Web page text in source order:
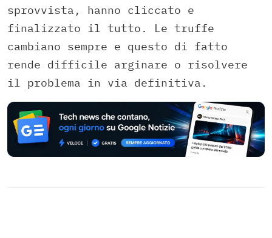
sprovvista, hanno cliccato e
finalizzato il tutto. Le truffe
cambiano sempre e questo di fatto
rende difficile arginare o risolvere
il problema in via definitiva.